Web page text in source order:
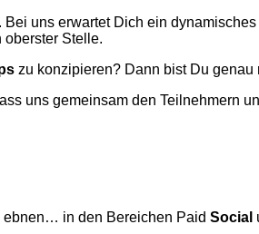
uns erwartet Dich ein
oberster Stelle.
zu konzipieren? Dann bist Du genau
uns gemeinsam den Teilnehmern
ebnen… in den Bereichen Paid Social